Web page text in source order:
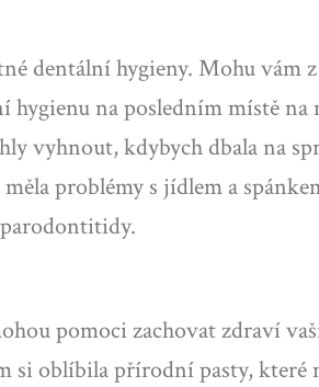
dentální hygieny. Mohu vám
na posledním místě na
vyhnout, kdybych dbala na
problémy s jídlem a
pomoci zachovat zdraví
si oblíbila přírodní pasty, které